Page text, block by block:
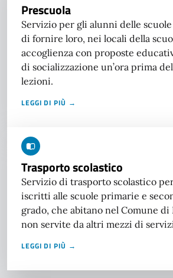
Prescuola
Servizio per gli alunni delle
di fornire loro, nei locali della
accoglienza con proposte
di socializzazione un’ora prima
lezioni.
LEGGI DI PIÙ →
Trasporto scolastico
Servizio di trasporto scolastico
iscritti alle scuole primarie e
grado, che abitano nel Comune di
non servite da altri mezzi di
LEGGI DI PIÙ →